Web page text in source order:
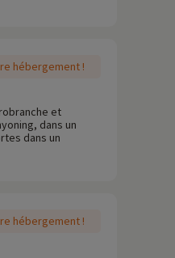
hébergement !
et
dans un
dans un
hébergement !